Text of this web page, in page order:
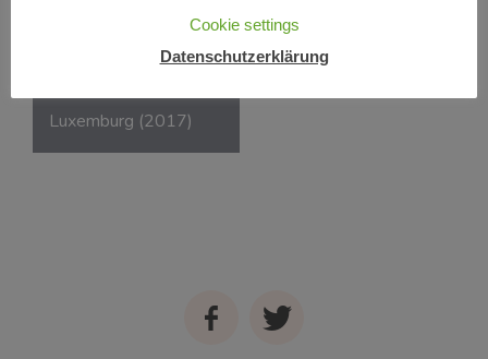
Beitragsnavigation
„Ganz schön bunt“,
Luxemburg (2017)
FacebookTwitter
Cookie settings
Datenschutzerklärung